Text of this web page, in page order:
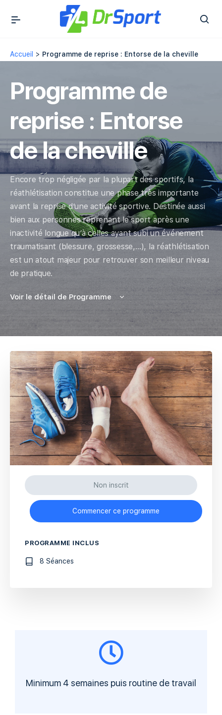
Accueil > Programme de reprise : Entorse de la cheville
Programme de
reprise : Entorse
de la cheville
Encore trop négligée par la plupart des sportifs, la
réathlétisation constitue une phase très importante
avant la reprise d’une activité sportive. Destinée aussi
bien aux personnes reprenant le sport après une
inactivité longue qu’à celles ayant subi un événement
traumatisant (blessure, grossesse,…), la réathlétisation
est un atout majeur pour retrouver son meilleur niveau
de pratique.
Voir le détail de Programme
Minimum 4 semaines puis routine de travail
Non inscrit
Commencer ce programme
PROGRAMME INCLUS
8 Séances